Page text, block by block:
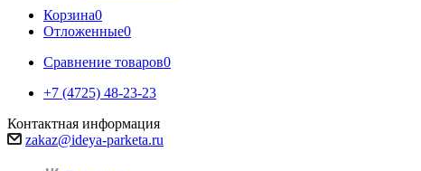
Корзина0
Отложенные0
Сравнение товаров0
+7 (4725) 48-23-23
Контактная информация
zakaz@ideya-parketa.ru